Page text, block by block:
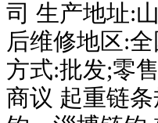
司 生产地址:
后维修地区:
方式:批发;零
商议 起重链